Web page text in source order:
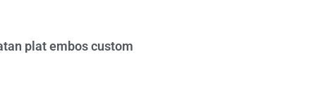
plat embos custom